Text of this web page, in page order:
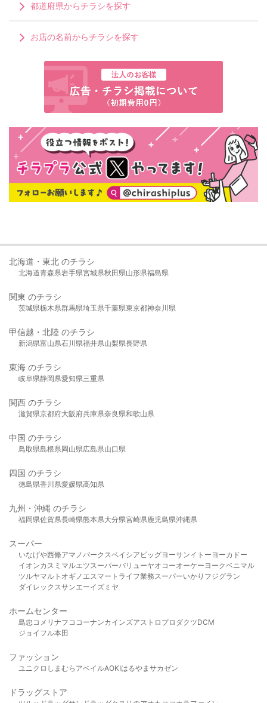
都道府県からチラシを探す
お店の名前からチラシを探す
北海道・東北 のチラシ
北海道青森県岩手県宮城県秋田県山形県福島県
関東 のチラシ
茨城県栃木県群馬県埼玉県千葉県東京都神奈川県
甲信越・北陸 のチラシ
新潟県富山県石川県福井県山梨県長野県
東海 のチラシ
岐阜県静岡県愛知県三重県
関西 のチラシ
滋賀県京都府大阪府兵庫県奈良県和歌山県
中国 のチラシ
鳥取県島根県岡山県広島県山口県
四国 のチラシ
徳島県香川県愛媛県高知県
九州・沖縄 のチラシ
福岡県佐賀県長崎県熊本県大分県宮崎県鹿児島県沖縄県
スーパー
いなげや西條アマノパークスベイシア ビッグヨーサンイトーヨーカドー
イオンカスミ マルエツスーパーバリューヤオコーオーケー ヨークベニマル
ツルヤマルト オギノ エスマート ライフ業務スーパーいかり フジグラン
ダイレックスサンエーイズミヤ
ホームセンター
島忠 コメリ ナフコ コーナンカインズアストロプロダクツDCM
ジョイフル本田
ファッション
ユニクロ しまむら アベイルAOKIはるやま サカゼン
ドラッグストア